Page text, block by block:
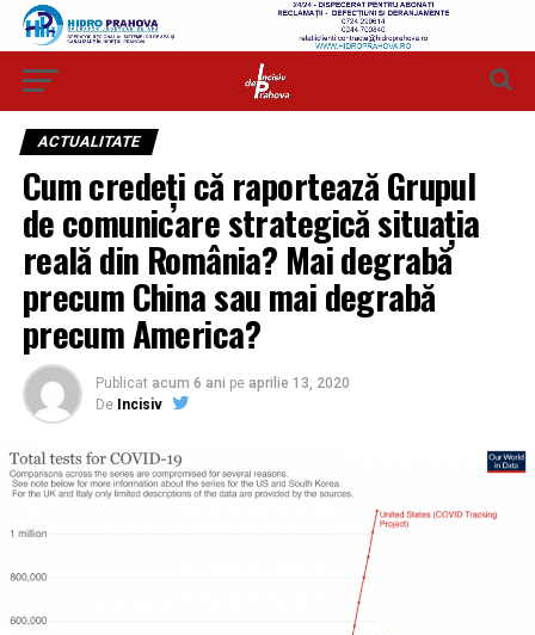
ACTUALITATE
Cum credeți că raportează Grupul
de comunicare strategică situația
reală din România? Mai degrabă
precum China sau mai degrabă
precum America?
Publicat acum 6 ani pe aprilie 13, 2020
De Incisiv